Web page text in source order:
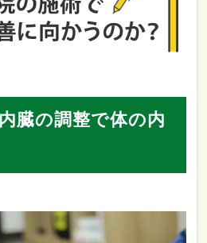
臓の調整で体の内